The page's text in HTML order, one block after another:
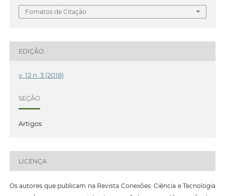
Fomatos de Citação
EDIÇÃO
v. 12 n. 3 (2018)
SEÇÃO
Artigos
LICENÇA
Os autores que publicam na Revista Conexões: Ciência e Tecnologia